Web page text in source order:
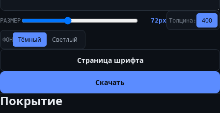
РАЗМЕР 72px Толщина: 400
ФОН Тёмный Светлый
Страница шрифта
Скачать
Покрытие